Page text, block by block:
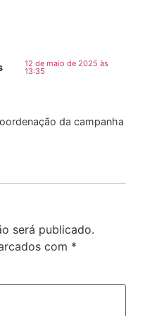
12 de maio de 2025 às
13:35
da campanha
será publicado.
com *